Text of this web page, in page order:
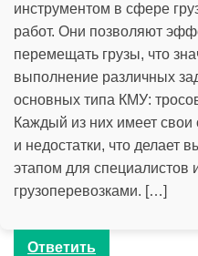
инструментом в сфере
работ. Они позволяют
перемещать грузы, что
выполнение различных
основных типа КМУ:
Каждый из них имеет
и недостатки, что
этапом для
грузоперевозками. […]
Ответить